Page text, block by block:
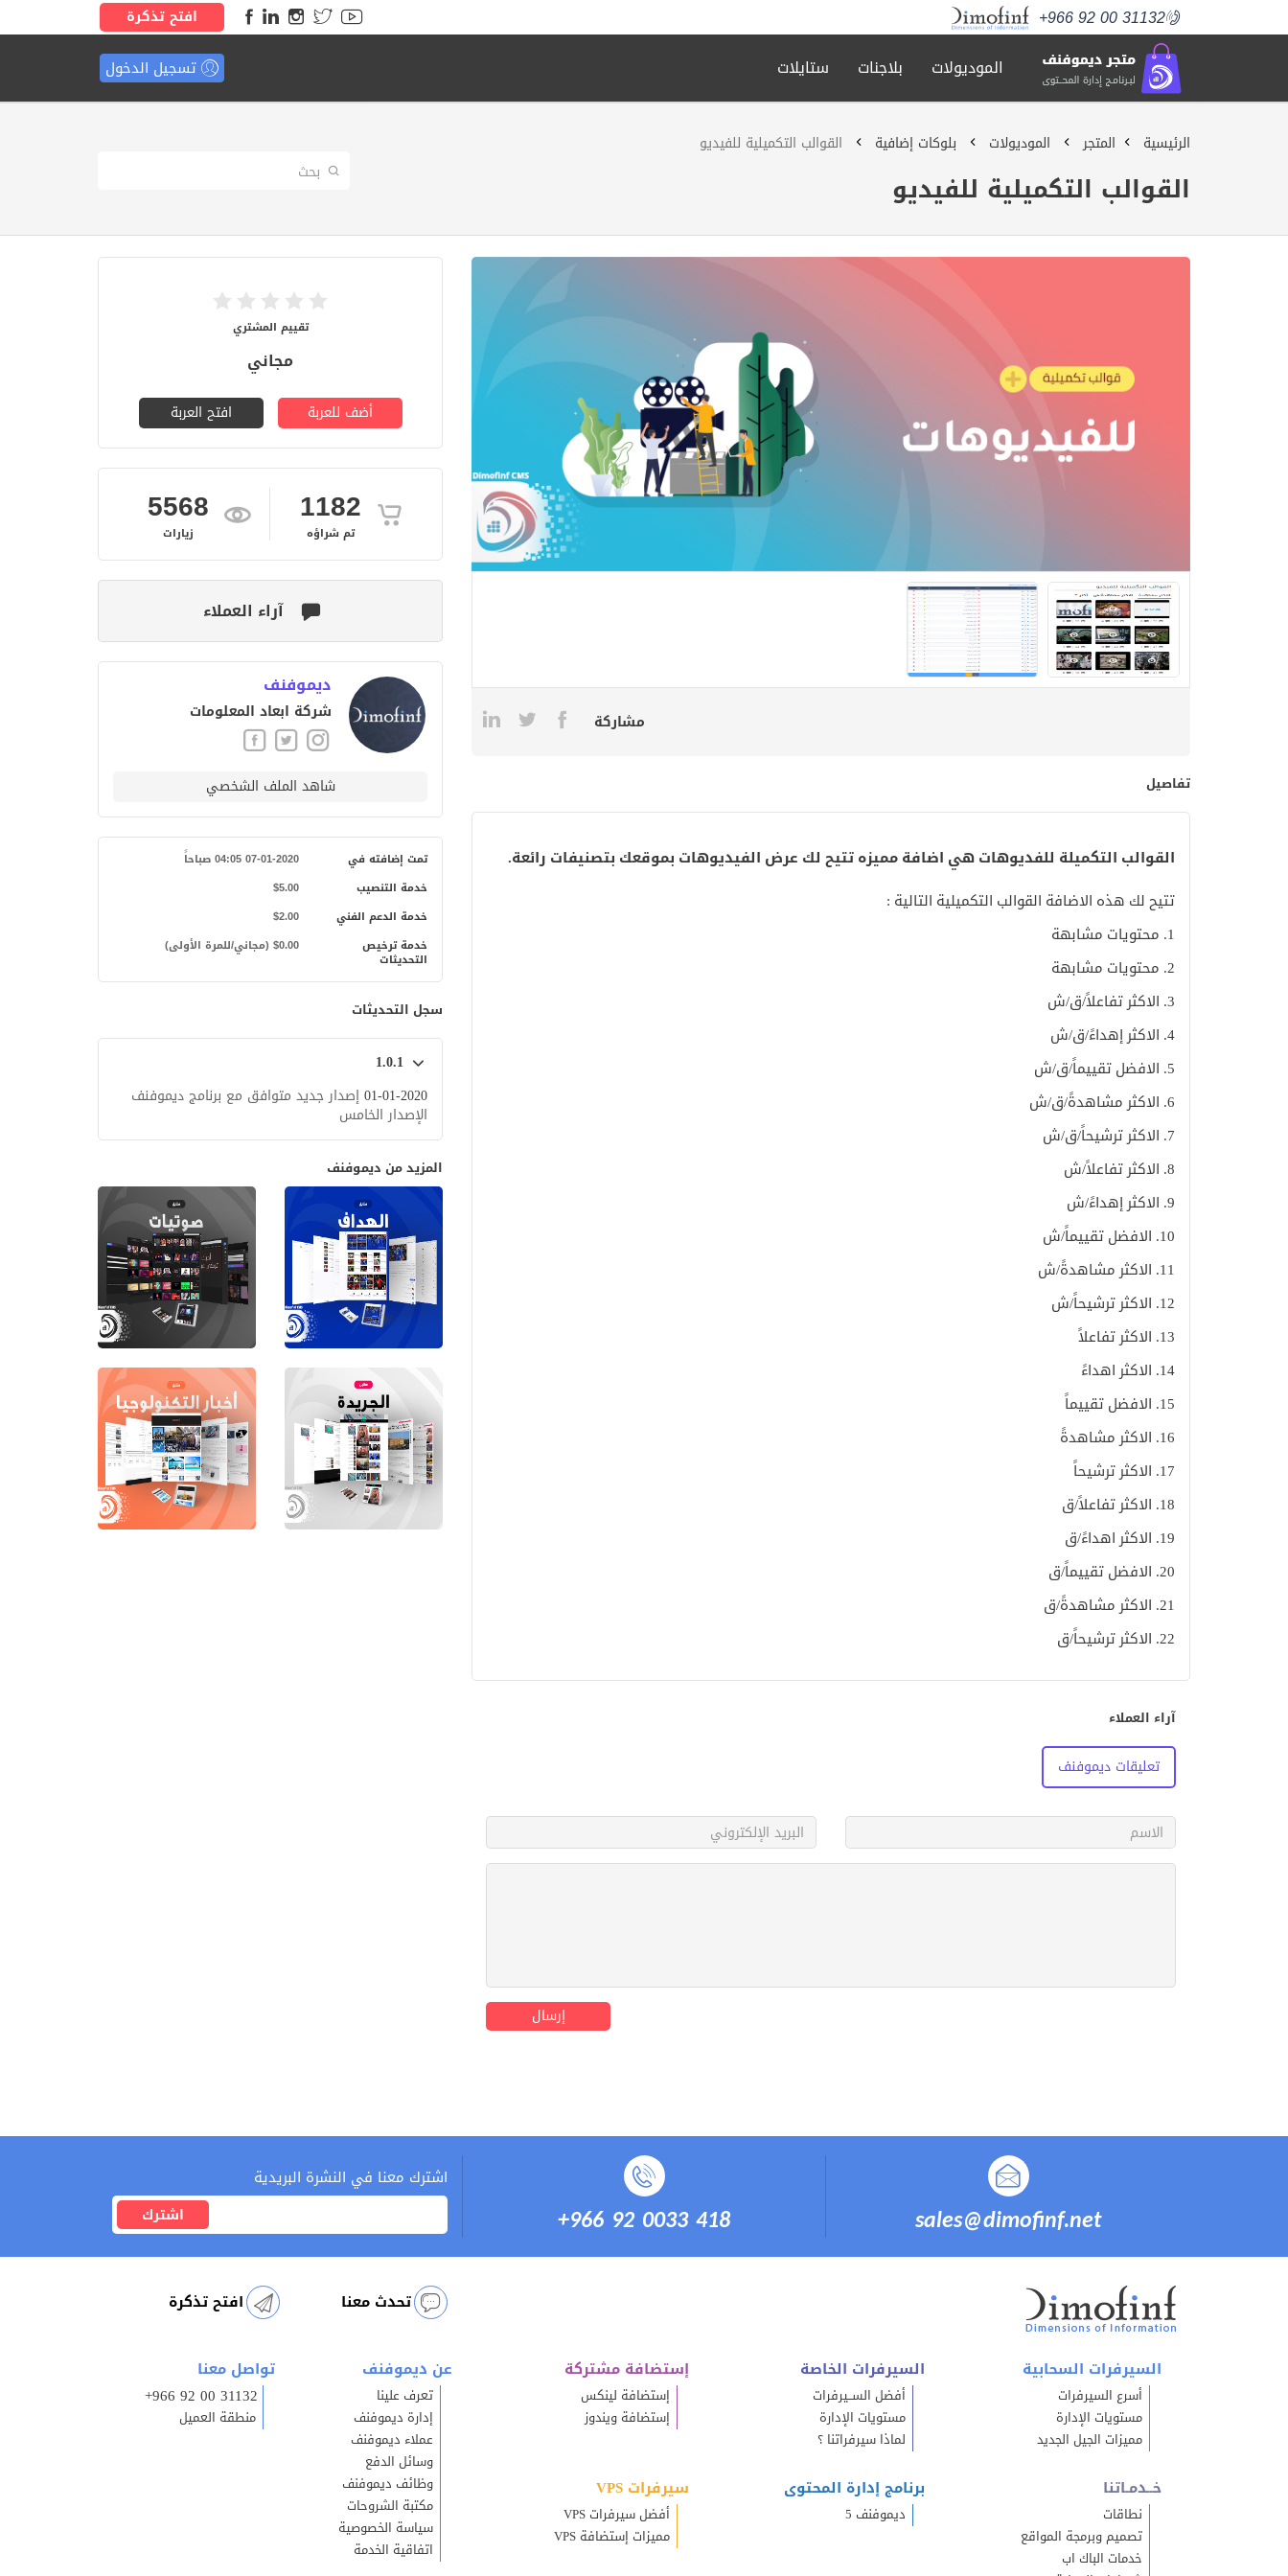
+966 92 00 31132 افتح تذكرة
الموديولات بلاجنات ستايلات تسجيل الدخول
الرئيسية المتجر الموديولات بلوكات إضافية القوالب التكميلية للفيديو
القوالب التكميلية للفيديو
مشاركة
تفاصيل
القوالب التكميلة للفديوهات هي اضافة مميزه تتيح لك عرض الفيديوهات بموقعك بتصنيفات رائعة.
تتيح لك هذه الاضافة القوالب التكميلية التالية :
1. محتويات مشابهة
2. محتويات مشابهة
3. الاكثر تفاعلاً/ق/ش
4. الاكثر إهداءً/ق/ش
5. الافضل تقييماً/ق/ش
6. الاكثر مشاهدةً/ق/ش
7. الاكثر ترشيحاً/ق/ش
8. الاكثر تفاعلاً/ش
9. الاكثر إهداءً/ش
10. الافضل تقييماً/ش
11. الاكثر مشاهدةً/ش
12. الاكثر ترشيحاً/ش
13. الاكثر تفاعلاً
14. الاكثر اهداءً
15. الافضل تقييماً
16. الاكثر مشاهدةً
17. الاكثر ترشيحاً
18. الاكثر تفاعلاً/ق
19. الاكثر اهداءً/ق
20. الافضل تقييماً/ق
21. الاكثر مشاهدةً/ق
22. الاكثر ترشيحاً/ق
آراء العملاء
تعليقات ديموفنف
تقييم المشتري
مجاني
أضف للعربة افتح العربة
1182
تم شراؤه
5568
زيارات
آراء العملاء
ديموفنف
شركة ابعاد المعلومات
شاهد الملف الشخصي
تمت إضافته في
07-01-2020 04:05 صباحاً
خدمة التنصيب
$5.00
خدمة الدعم الفني
$2.00
خدمة ترخيص
التحديثات
$0.00 (مجاني/للمرة الأولى)
سجل التحديثات
1.0.1
01-01-2020 إصدار جديد متوافق مع برنامج ديموفنف
الإصدار الخامس
المزيد من ديموفنف
sales@dimofinf.net
+966 92 0033 418
اشترك معنا في النشرة البريدية
اشترك
تحدث معنا افتح تذكرة
السيرفرات السحابية
أسرع السيرفرات
مستويات الإدارة
مميزات الجيل الجديد
السيرفرات الخاصة
أفضل الســيرفرات
مستويات الإدارة
لماذا سيرفراتنا ؟
إستضافة مشتركة
إستضافة لينكس
إستضافة ويندوز
خــدمـاتنا
نطاقات
تصميم وبرمجة المواقع
خدمات الباك اب
برنامج إدارة المحتوى
ديموفنف 5
سيرفرات VPS
أفضل سيرفرات VPS
مميزات إستضافة VPS
عن ديموفنف
تعرف علينا
إدارة ديموفنف
عملاء ديموفنف
وسائل الدفع
وظائف ديموفنف
مكتبة الشروحات
سياسة الخصوصية
اتفاقية الخدمة
تواصل معنا
+966 92 00 31132
منطقة العميل